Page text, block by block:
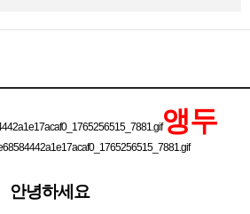
앵두
안녕하세요